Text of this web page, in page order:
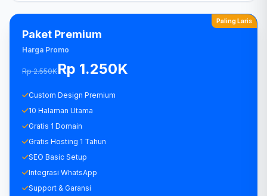
Paling Laris
Paket Premium
Harga Promo
Rp 2.550KRp 1.250K
Custom Design Premium
10 Halaman Utama
Gratis 1 Domain
Gratis Hosting 1 Tahun
SEO Basic Setup
Integrasi WhatsApp
Support & Garansi